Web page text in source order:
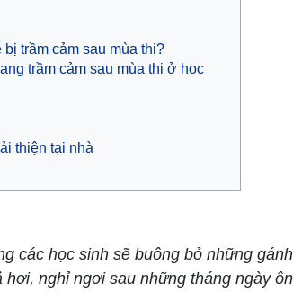
trầm cảm sau mùa thi?
trầm cảm sau mùa thi ở học
thiện tại nhà
các học sinh sẽ buông bỏ những
nghỉ ngơi sau những tháng ngày